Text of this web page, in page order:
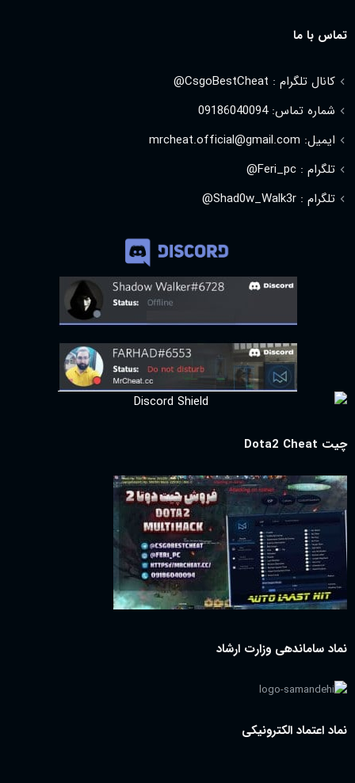
تماس با ما
کانال تلگرام : CsgoBestCheat@
شماره تماس: 09186040094
ایمیل: mrcheat.official@gmail.com
تلگرام : Feri_pc@
تلگرام : Shad0w_Walk3r@
چیت Dota2 Cheat
نماد ساماندهی وزارت ارشاد
نماد اعتماد الکترونیکی